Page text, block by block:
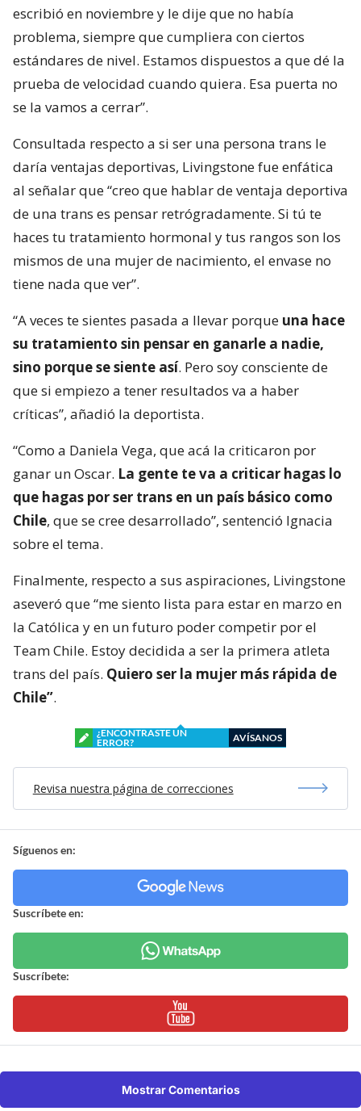
escribió en noviembre y le dije que no había
problema, siempre que cumpliera con ciertos
estándares de nivel. Estamos dispuestos a que dé la
prueba de velocidad cuando quiera. Esa puerta no
se la vamos a cerrar”.
Consultada respecto a si ser una persona trans le
daría ventajas deportivas, Livingstone fue enfática
al señalar que “creo que hablar de ventaja deportiva
de una trans es pensar retrógradamente. Si tú te
haces tu tratamiento hormonal y tus rangos son los
mismos de una mujer de nacimiento, el envase no
tiene nada que ver”.
“A veces te sientes pasada a llevar porque una hace
su tratamiento sin pensar en ganarle a nadie,
sino porque se siente así. Pero soy consciente de
que si empiezo a tener resultados va a haber
críticas”, añadió la deportista.
“Como a Daniela Vega, que acá la criticaron por
ganar un Oscar. La gente te va a criticar hagas lo
que hagas por ser trans en un país básico como
Chile, que se cree desarrollado”, sentenció Ignacia
sobre el tema.
Finalmente, respecto a sus aspiraciones, Livingstone
aseveró que “me siento lista para estar en marzo en
la Católica y en un futuro poder competir por el
Team Chile. Estoy decidida a ser la primera atleta
trans del país. Quiero ser la mujer más rápida de
Chile”.
¿ENCONTRASTE UN
ERROR?
AVÍSANOS
Revisa nuestra página de correcciones
Síguenos en:
Suscríbete en:
Suscríbete:
Mostrar Comentarios